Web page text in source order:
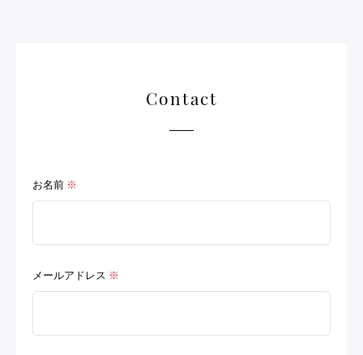
Contact
お名前 ※
メールアドレス ※